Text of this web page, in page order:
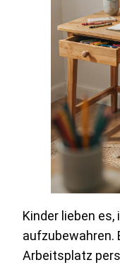
Kinder lieben
aufzubewahren.
Arbeitsplatz